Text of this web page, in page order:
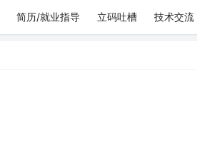
简历/就业指导 立码吐槽 技术交流